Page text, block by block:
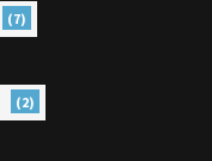
(7)
(2)